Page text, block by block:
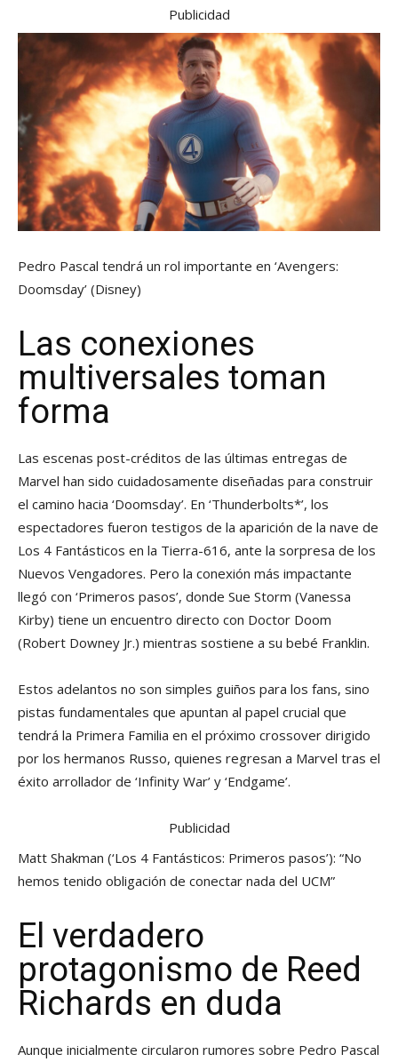
Publicidad
Pedro Pascal tendrá un rol importante en ‘Avengers:
Doomsday’ (Disney)
Las conexiones
multiversales toman
forma
Las escenas post-créditos de las últimas entregas de
Marvel han sido cuidadosamente diseñadas para construir
el camino hacia ‘Doomsday’. En ‘Thunderbolts*’, los
espectadores fueron testigos de la aparición de la nave de
Los 4 Fantásticos en la Tierra-616, ante la sorpresa de los
Nuevos Vengadores. Pero la conexión más impactante
llegó con ‘Primeros pasos’, donde Sue Storm (Vanessa
Kirby) tiene un encuentro directo con Doctor Doom
(Robert Downey Jr.) mientras sostiene a su bebé Franklin.
Estos adelantos no son simples guiños para los fans, sino
pistas fundamentales que apuntan al papel crucial que
tendrá la Primera Familia en el próximo crossover dirigido
por los hermanos Russo, quienes regresan a Marvel tras el
éxito arrollador de ‘Infinity War’ y ‘Endgame’.
Publicidad
Matt Shakman (‘Los 4 Fantásticos: Primeros pasos’): “No
hemos tenido obligación de conectar nada del UCM”
El verdadero
protagonismo de Reed
Richards en duda
Aunque inicialmente circularon rumores sobre Pedro Pascal